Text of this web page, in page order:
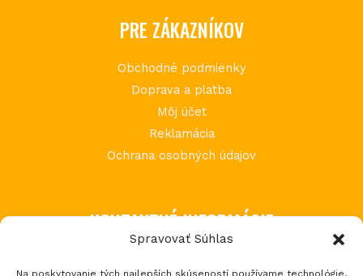
Spravovať Súhlas
Na poskytovanie tých najlepších skúseností používame technológie,
PRE ZÁKAZNÍKOV
Obchodné podmienky
Doprava a platba
Môj účet
Reklamácia
Ochrana osobných údajov
KONTAKTNÉ INFORMÁCIE